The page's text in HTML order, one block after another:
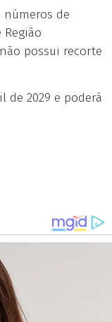
números de
Região
possui recorte
de 2029 e poderá